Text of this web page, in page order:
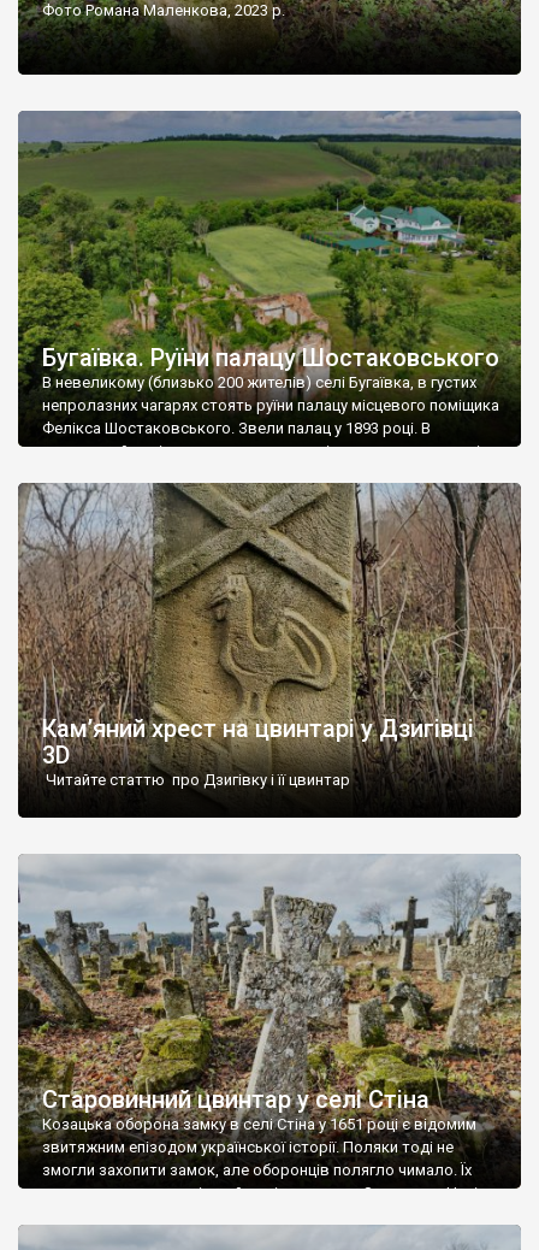
Фото Романа Маленкова, 2023 р.
Бугаївка. Руїни палацу Шостаковського
В невеликому (близько 200 жителів) селі Бугаївка, в густих
непролазних чагарях стоять руїни палацу місцевого поміщика
Фелікса Шостаковського. Звели палац у 1893 році. В
радянський період у ньому спочатку містилася школа, потім
століття тут розмістили туберкульозну лікарню. Коли із
палацу виїхала лікарня – ми точно не […]
Кам’яний хрест на цвинтарі у Дзигівці
3D
Читайте статтю про Дзигівку і її цвинтар
Старовинний цвинтар у селі Стіна
Козацька оборона замку в селі Стіна у 1651 році є відомим
звитяжним епізодом української історії. Поляки тоді не
змогли захопити замок, але оборонців полягло чимало. Їх
поховали на цвинтарі, який тоді називався Замковим. Нині на
ньому чимало хрестів 19 століття, є такі, де епітафії стер […]